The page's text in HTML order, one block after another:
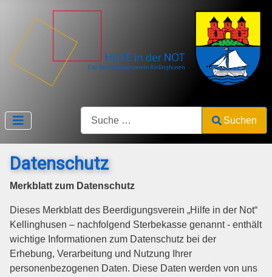
Suchen
Datenschutz
Merkblatt zum Datenschutz
Dieses Merkblatt des Beerdigungsverein „Hilfe in der Not“
Kellinghusen – nachfolgend Sterbekasse genannt - enthält
wichtige Informationen zum Datenschutz bei der
Erhebung, Verarbeitung und Nutzung Ihrer
personenbezogenen Daten. Diese Daten werden von uns